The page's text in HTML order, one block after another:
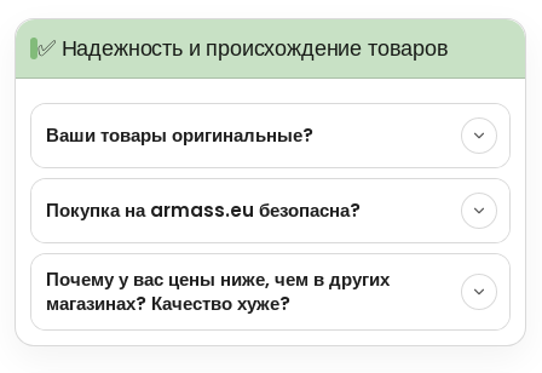
✅ Надежность и происхождение товаров
Ваши товары оригинальные?
Покупка на armass.eu безопасна?
Почему у вас цены ниже, чем в других
магазинах? Качество хуже?